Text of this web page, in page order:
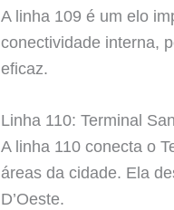
A linha 109 é um elo
conectividade interna,
eficaz.
Linha 110: Terminal
A linha 110 conecta o
áreas da cidade. Ela
D’Oeste.